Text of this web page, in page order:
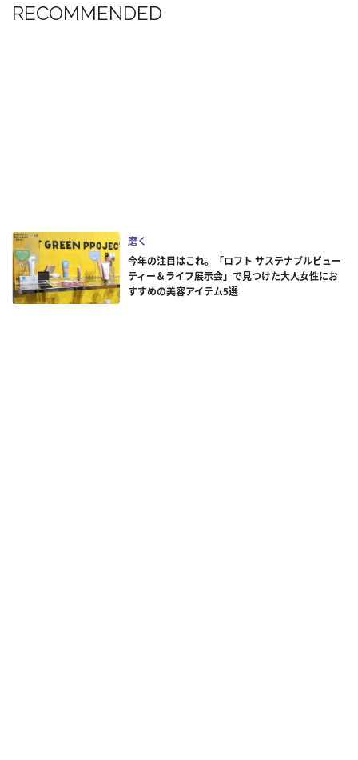
RECOMMENDED
磨く
今年の注目はこれ。「ロフト サステナブルビュー
ティー＆ライフ展示会」で見つけた大人女性にお
すすめの美容アイテム5選